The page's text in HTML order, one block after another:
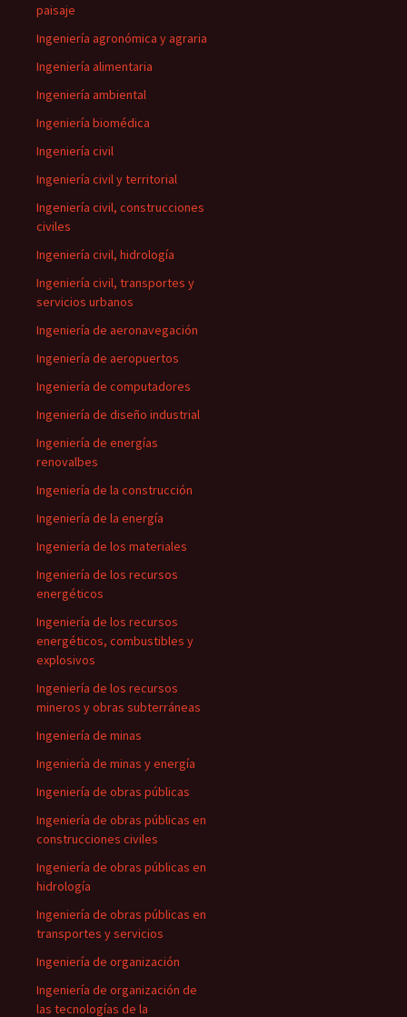
paisaje
Ingeniería agronómica y agraria
Ingeniería alimentaria
Ingeniería ambiental
Ingeniería biomédica
Ingeniería civil
Ingeniería civil y territorial
Ingeniería civil, construcciones
civiles
Ingeniería civil, hidrología
Ingeniería civil, transportes y
servicios urbanos
Ingeniería de aeronavegación
Ingeniería de aeropuertos
Ingeniería de computadores
Ingeniería de diseño industrial
Ingeniería de energías
renovalbes
Ingeniería de la construcción
Ingeniería de la energía
Ingeniería de los materiales
Ingeniería de los recursos
energéticos
Ingeniería de los recursos
energéticos, combustibles y
explosivos
Ingeniería de los recursos
mineros y obras subterráneas
Ingeniería de minas
Ingeniería de minas y energía
Ingeniería de obras públicas
Ingeniería de obras públicas en
construcciones civiles
Ingeniería de obras públicas en
hidrología
Ingeniería de obras públicas en
transportes y servicios
Ingeniería de organización
Ingeniería de organización de
las tecnologías de la